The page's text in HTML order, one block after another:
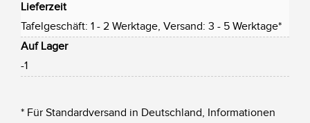
Lieferzeit
Tafelgeschäft: 1 - 2 Werktage, Versand: 3 - 5 Werktage*
Auf Lager
-1
* Für Standardversand in Deutschland, Informationen